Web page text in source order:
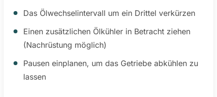
Das Ölwechselintervall um ein Drittel verkürzen
Einen zusätzlichen Ölkühler in Betracht ziehen
(Nachrüstung möglich)
Pausen einplanen, um das Getriebe abkühlen zu
lassen